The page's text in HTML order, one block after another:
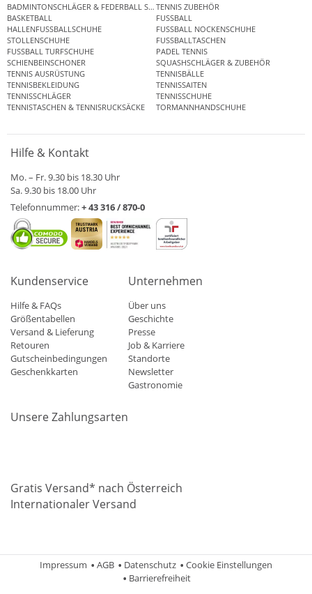
BADMINTONSCHLÄGER & FEDERBALL SETSTENNIS ZUBEHÖR
BASKETBALL
FUSSBALL
HALLENFUSSBALLSCHUHE
FUSSBALL NOCKENSCHUHE
STOLLENSCHUHE
FUSSBALLTASCHEN
FUSSBALL TURFSCHUHE
PADEL TENNIS
SCHIENBEINSCHONER
SQUASHSCHLÄGER & ZUBEHÖR
TENNIS AUSRÜSTUNG
TENNISBÄLLE
TENNISBEKLEIDUNG
TENNISSAITEN
TENNISSCHLÄGER
TENNISSCHUHE
TENNISTASCHEN & TENNISRUCKSÄCKE
TORMANNHANDSCHUHE
Hilfe & Kontakt
Mo. – Fr. 9.30 bis 18.30 Uhr
Sa. 9.30 bis 18.00 Uhr
Telefonnummer:+ 43 316 / 870-0
Kundenservice
Hilfe & FAQs
Größentabellen
Versand & Lieferung
Retouren
Gutscheinbedingungen
Geschenkkarten
Unternehmen
Über uns
Geschichte
Presse
Job & Karriere
Standorte
Newsletter
Gastronomie
Unsere Zahlungsarten
Gratis Versand* nach Österreich
Internationaler Versand
Impressum AGB Datenschutz
Cookie Einstellungen
Barrierefreiheit